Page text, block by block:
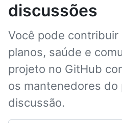
discussões
Você pode contribuir
planos, saúde e
projeto no GitHub
os mantenedores do
discussão.